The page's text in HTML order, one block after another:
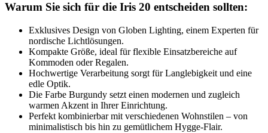
Warum Sie sich für die Iris 20 entscheiden sollten:
Exklusives Design von Globen Lighting, einem Experten für
nordische Lichtlösungen.
Kompakte Größe, ideal für flexible Einsatzbereiche auf
Kommoden oder Regalen.
Hochwertige Verarbeitung sorgt für Langlebigkeit und eine
edle Optik.
Die Farbe Burgundy setzt einen modernen und zugleich
warmen Akzent in Ihrer Einrichtung.
Perfekt kombinierbar mit verschiedenen Wohnstilen – von
minimalistisch bis hin zu gemütlichem Hygge-Flair.